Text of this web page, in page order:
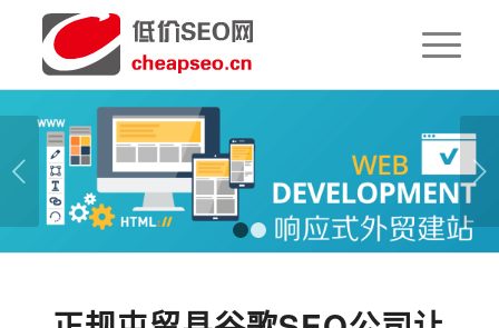
下一页
1 2